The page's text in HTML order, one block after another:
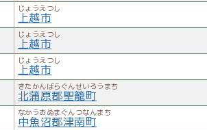
じょうえつし
上越市
じょうえつし
上越市
じょうえつし
上越市
きたかんばらぐんせいろうまち
北蒲原郡聖籠町
なかうおぬまぐんつなんまち
中魚沼郡津南町